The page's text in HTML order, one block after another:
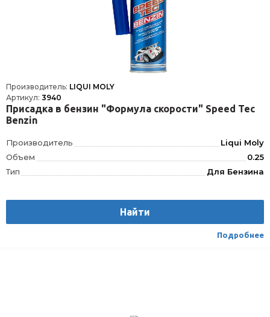
Производитель: LIQUI MOLY
Артикул: 3940
Присадка в бензин "Формула скорости" Speed Tec
Benzin
Производитель
Liqui Moly
Объем
0.25
Тип
Для Бензина
Найти
Подробнее